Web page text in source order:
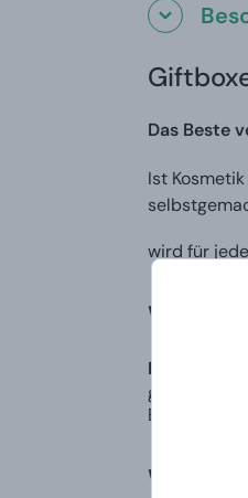
Das Beste
Ist
wird für
Was ist
Dies ist
großartiges
Empfänger.
Wie